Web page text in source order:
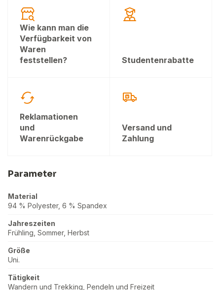
Wie kann man die
Verfügbarkeit von
Waren
feststellen?
Studentenrabatte
Reklamationen
und
Warenrückgabe
Versand und
Zahlung
Parameter
Material
94 % Polyester, 6 % Spandex
Jahreszeiten
Frühling, Sommer, Herbst
Größe
Uni.
Tätigkeit
Wandern und Trekking, Pendeln und Freizeit